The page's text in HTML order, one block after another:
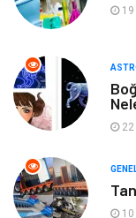
Müzik
Mobilya
Finans
Aksesuar
Astroloji
19
22
10